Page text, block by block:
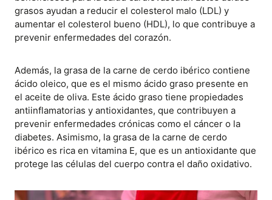
grasos ayudan a reducir el colesterol malo (LDL) y
aumentar el colesterol bueno (HDL), lo que contribuye a
prevenir enfermedades del corazón.
Además, la grasa de la carne de cerdo ibérico contiene
ácido oleico, que es el mismo ácido graso presente en
el aceite de oliva. Este ácido graso tiene propiedades
antiinflamatorias y antioxidantes, que contribuyen a
prevenir enfermedades crónicas como el cáncer o la
diabetes. Asimismo, la grasa de la carne de cerdo
ibérico es rica en vitamina E, que es un antioxidante que
protege las células del cuerpo contra el daño oxidativo.